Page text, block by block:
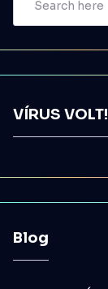
VÍRUS
Blog